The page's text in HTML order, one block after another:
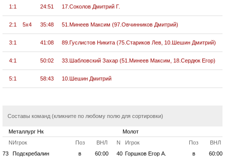
1:1 24:51 17.Соколов Дмитрий Г.
2:1 5x4 35:48 51.Минеев Максим (97.Овчинников Дмитрий)
3:1 41:08 89.Гуслистов Никита (75.Стариков Лев, 10.Шешин Дмитрий)
4:1 50:02 33.Шабловский Захар (51.Минеев Максим, 18.Сердюк Егор)
5:1 58:43 10.Шешин Дмитрий
Составы команд (кликните по любому полю для сортировки)
Металлург Нк
Молот
NИгрок Поз
ВНЛ
73
Подскребалин
в 60:00
N Игрок Поз
ВНЛ
40 Горшков Егор А. в
60:00